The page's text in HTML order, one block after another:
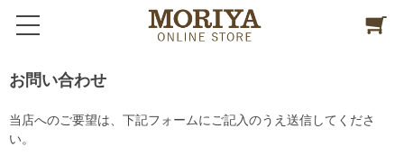
お問い合わせ
当店へのご要望は、下記フォームにご記入のうえ送信してくださ
い。